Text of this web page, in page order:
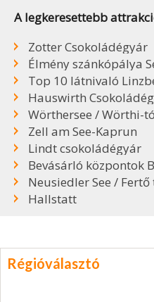
A legkeresettebb
Zotter Csokoládégyár
Élmény szánkópálya
Top 10 látnivaló
Hauswirth
Wörthersee / Wörthi-tó
Zell am See-Kaprun
Lindt csokoládégyár
Bevásárló központok
Neusiedler See / Fertő
Hallstatt
Régióválasztó